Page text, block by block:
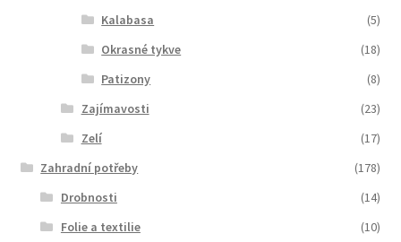
Kalabasa
(5)
Okrasné tykve
(18)
Patizony
(8)
Zajímavosti
(23)
Zelí
(17)
Zahradní potřeby
(178)
Drobnosti
(14)
Folie a textilie
(10)